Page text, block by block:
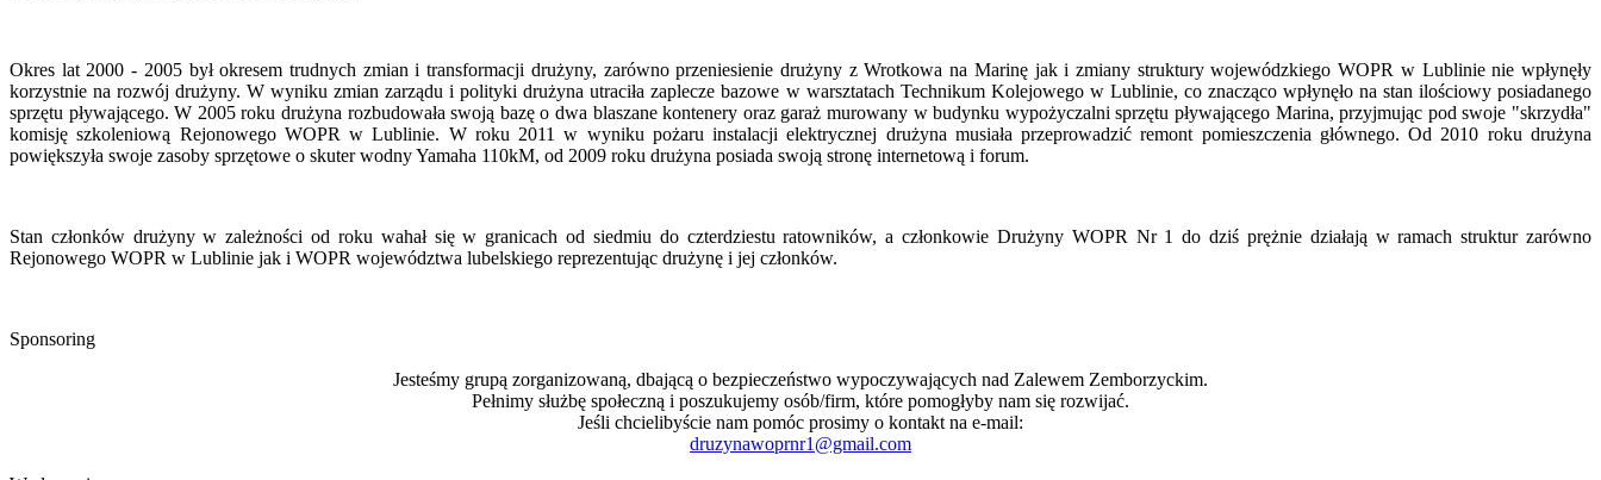
Okres lat 2000 - 2005 był okresem trudnych zmian i transformacji drużyny, zarówno przeniesienie drużyny z Wrotkowa na Marinę jak i zmiany struktury wojewódzkiego WOPR w Lublinie nie wpłynęły
korzystnie na rozwój drużyny. W wyniku zmian zarządu i polityki drużyna utraciła zaplecze bazowe w warsztatach Technikum Kolejowego w Lublinie, co znacząco wpłynęło na stan ilościowy posiadanego
sprzętu pływającego. W 2005 roku drużyna rozbudowała swoją bazę o dwa blaszane kontenery oraz garaż murowany w budynku wypożyczalni sprzętu pływającego Marina, przyjmując pod swoje "skrzydła"
komisję szkoleniową Rejonowego WOPR w Lublinie. W roku 2011 w wyniku pożaru instalacji elektrycznej drużyna musiała przeprowadzić remont pomieszczenia głównego. Od 2010 roku drużyna
powiększyła swoje zasoby sprzętowe o skuter wodny Yamaha 110kM, od 2009 roku drużyna posiada swoją stronę internetową i forum.
Stan członków drużyny w zależności od roku wahał się w granicach od siedmiu do czterdziestu ratowników, a członkowie Drużyny WOPR Nr 1 do dziś prężnie działają w ramach struktur zarówno
Rejonowego WOPR w Lublinie jak i WOPR województwa lubelskiego reprezentując drużynę i jej członków.
Sponsoring
Jesteśmy grupą zorganizowaną, dbającą o bezpieczeństwo wypoczywających nad Zalewem Zemborzyckim.
Pełnimy służbę społeczną i poszukujemy osób/firm, które pomogłyby nam się rozwijać.
Jeśli chcielibyście nam pomóc prosimy o kontakt na e-mail:
druzynawoprnr1@gmail.com